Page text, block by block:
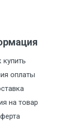
купить
оплаты
на товар